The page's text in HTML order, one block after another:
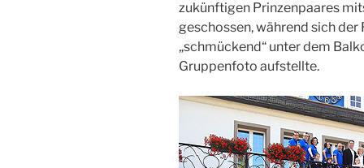
zukünftigen Prinzenpaares
geschossen, während sich
„schmückend“ unter dem
Gruppenfoto aufstellte.